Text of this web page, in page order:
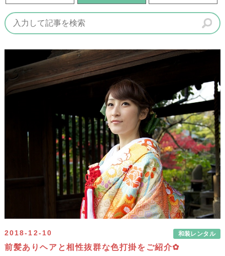
2018-12-10 和装レンタル
前髪ありヘアと相性抜群な色打掛をご紹介✿